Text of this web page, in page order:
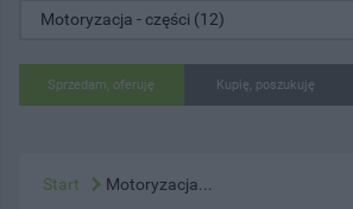
Sprzedam, oferuję Kupię, poszukuję
Start Motoryzacja...